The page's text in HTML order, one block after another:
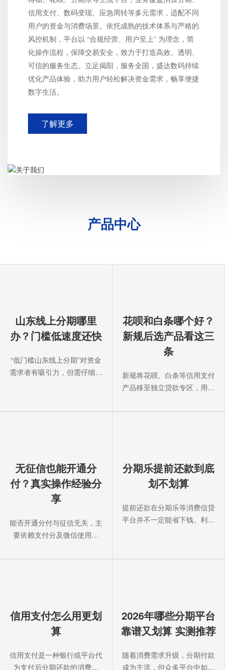
信用支付、数码变现、应急周转等多元需求，适配不同
用户的资金与消费场景。依托成熟的技术体系与严格的
风控机制，平台以 “合规经营、用户至上” 为理念，简
化操作流程，保障交易安全，致力于打造高效、透明、
可信的服务生态。立足揭阳，服务全国，盛达数码持续
优化产品体验，助力用户轻松解决资金需求，畅享便捷
数字生活。
了解更多
产品中心
山东线上分期哪里
办？门槛低速度还快
“低门槛山东线上分期”对资金
需求者有吸引力，但需仔细甄
花呗和白条哪个好？
新规后选产品看这三
条
新规将花呗、白条等信用支付
产品移至独立贷款专区，用户
无征信也能开通分
付？真实操作经验分
享
能否开通分付与征信无关，主
要依赖支付分及微信使用习
分期乐提前还款到底
划不划算
提前还款在分期乐等消费信贷
平台并不一定能省下钱。利息
信用支付怎么用更划
算
信用支付是一种银行或平台代
为支付后分期还款的消费方
2026年哪些分期平台
靠谱又划算 实测推荐
随着消费需求升级，分期付款
成为主流，但众多平台中如何